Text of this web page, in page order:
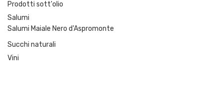
Prodotti sott'olio
Salumi
Salumi Maiale Nero d'Aspromonte
Succhi naturali
Vini